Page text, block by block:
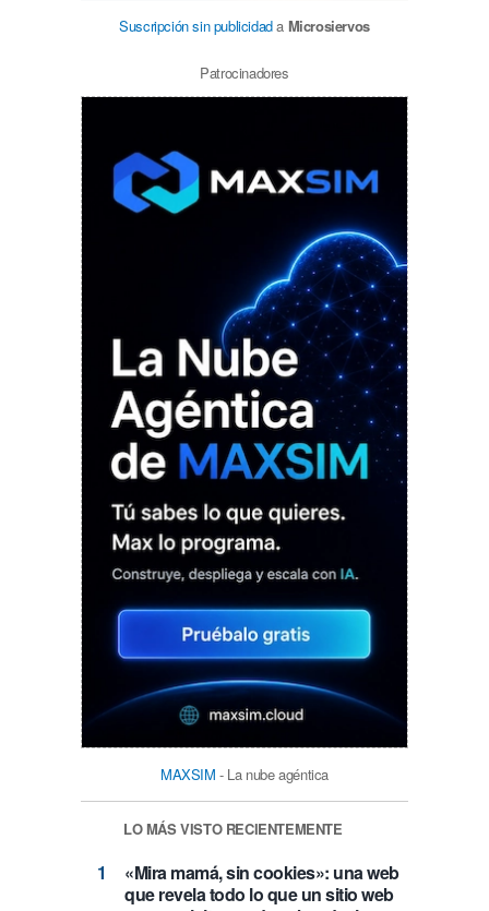
Suscripción sin publicidada Microsiervos
Patrocinadores
MAXSIM - La nube agéntica
LO MÁS VISTO RECIENTEMENTE
«Mira mamá, sin cookies»: una web
que revela todo lo que un sitio web